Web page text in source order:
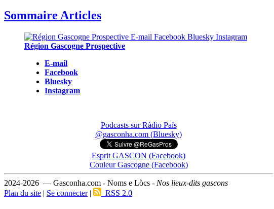
Sommaire Articles
Région Gascogne Prospective
E-mail
Facebook
Bluesky
Instagram
Podcasts sur Ràdio País
@gasconha.com (Bluesky)
Esprit GASCON (Facebook)
Couleur Gascogne (Facebook)
2024-2026 — Gasconha.com - Noms e Lòcs - Nos lieux-dits gascons
Plan du site | Se connecter| RSS 2.0